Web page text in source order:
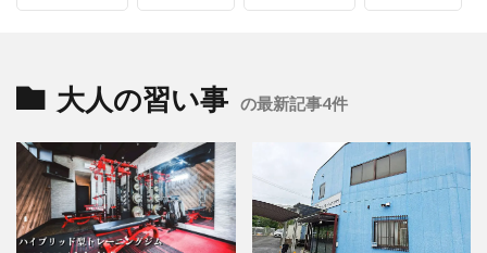
大人の習い事 の最新記事4件